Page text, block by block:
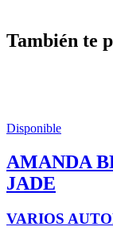
También te
Disponible
AMANDA
JADE
VARIOS